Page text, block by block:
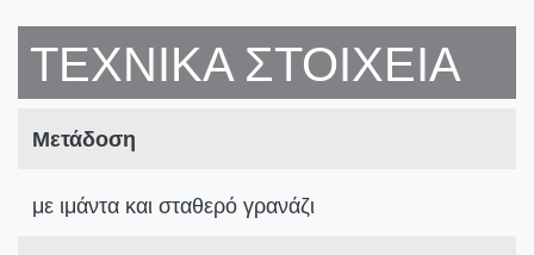
ΤΕΧΝΙΚΆ ΣΤΟΙΧΕΊΑ
Μετάδοση
με ιμάντα και σταθερό γρανάζι